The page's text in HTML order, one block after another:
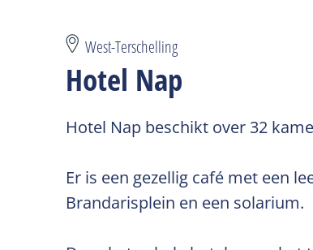
West-Terschelling
Hotel Nap
Hotel Nap beschikt over 32
Er is een gezellig café met een
Brandarisplein en een solarium.